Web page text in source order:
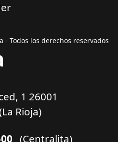
- Todos los derechos reservados
1 26001
Rioja)
(Centralita)